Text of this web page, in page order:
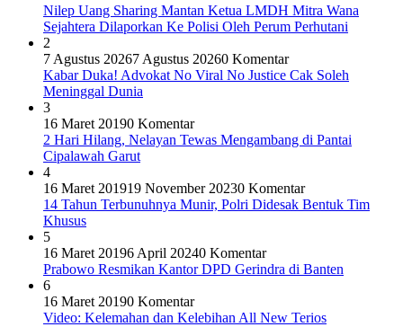
Nilep Uang Sharing Mantan Ketua LMDH Mitra Wana
Sejahtera Dilaporkan Ke Polisi Oleh Perum Perhutani
2
7 Agustus 20267 Agustus 20260 Komentar
Kabar Duka! Advokat No Viral No Justice Cak Soleh
Meninggal Dunia
3
16 Maret 20190 Komentar
2 Hari Hilang, Nelayan Tewas Mengambang di Pantai
Cipalawah Garut
4
16 Maret 201919 November 20230 Komentar
14 Tahun Terbunuhnya Munir, Polri Didesak Bentuk Tim
Khusus
5
16 Maret 20196 April 20240 Komentar
Prabowo Resmikan Kantor DPD Gerindra di Banten
6
16 Maret 20190 Komentar
Video: Kelemahan dan Kelebihan All New Terios